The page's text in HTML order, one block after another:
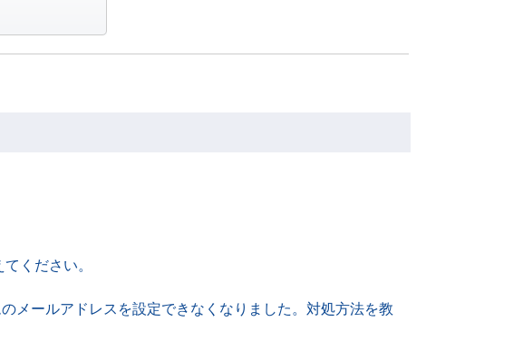
ください。
メールアドレスを設定できなくなりました。対処方法を教